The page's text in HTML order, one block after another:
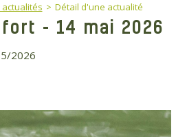
actualités Détail d'une actualité
- 14 mai 2026
2026